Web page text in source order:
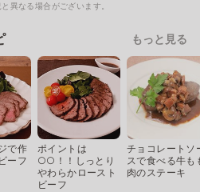
異なる場合がございます。
もっと見る
で作
ーフ
ポイントは
○○！！しっとり
やわらかロースト
ビーフ
チョコレートソ
スで食べる牛も
肉のステーキ